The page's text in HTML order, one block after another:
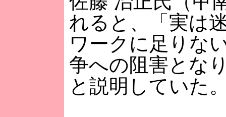
れると、「実は
ワークに足りな
争への阻害とな
と説明していた